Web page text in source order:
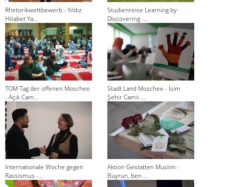
Rhetorikwettbewerb - Yıldız
Hitabet Ya...
Studienreise Learning by
Discovering -...
TOM Tag der offenen Moschee
- Açık Cam...
Stadt Land Moschee - İsim
Şehir Camii ...
Internationale Woche gegen
Rassismus -...
Aktion Gestatten Muslim -
Buyrun, ben ...